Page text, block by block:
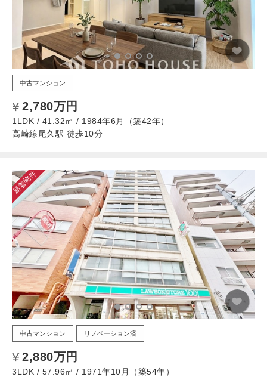
中古マンション
2,780万円
1LDK / 41.32㎡ / 1984年6月（築42年）
高崎線尾久駅 徒歩10分
新着物件
中古マンション リノベーション済
2,880万円
3LDK / 57.96㎡ / 1971年10月（築54年）